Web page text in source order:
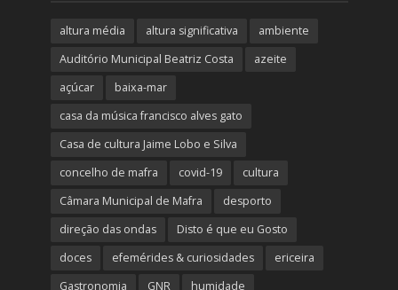
altura média altura significativa
ambiente
Auditório Municipal Beatriz Costa
azeite
açúcar
baixa-mar
casa da música francisco alves gato
Casa de cultura Jaime Lobo e Silva
concelho de mafra
covid-19
cultura
Câmara Municipal de Mafra
desporto
direção das ondas
Disto é que eu Gosto
doces
efemérides & curiosidades
ericeira
Gastronomia
GNR humidade